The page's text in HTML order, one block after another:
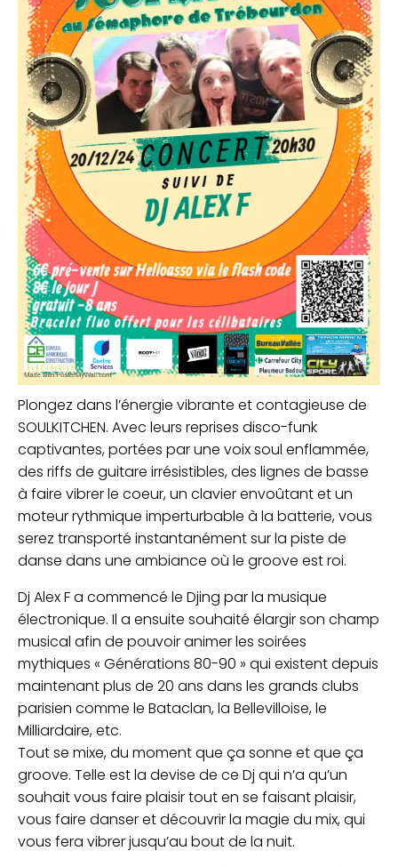
Plongez dans l’énergie vibrante et contagieuse de
SOULKITCHEN. Avec leurs reprises disco-funk
captivantes, portées par une voix soul enflammée,
des riffs de guitare irrésistibles, des lignes de basse
à faire vibrer le coeur, un clavier envoûtant et un
moteur rythmique imperturbable à la batterie, vous
serez transporté instantanément sur la piste de
danse dans une ambiance où le groove est roi.
Dj Alex F a commencé le Djing par la musique
électronique. Il a ensuite souhaité élargir son champ
musical afin de pouvoir animer les soirées
mythiques « Générations 80-90 » qui existent depuis
maintenant plus de 20 ans dans les grands clubs
parisien comme le Bataclan, la Bellevilloise, le
Milliardaire, etc.
Tout se mixe, du moment que ça sonne et que ça
groove. Telle est la devise de ce Dj qui n’a qu’un
souhait vous faire plaisir tout en se faisant plaisir,
vous faire danser et découvrir la magie du mix, qui
vous fera vibrer jusqu’au bout de la nuit.